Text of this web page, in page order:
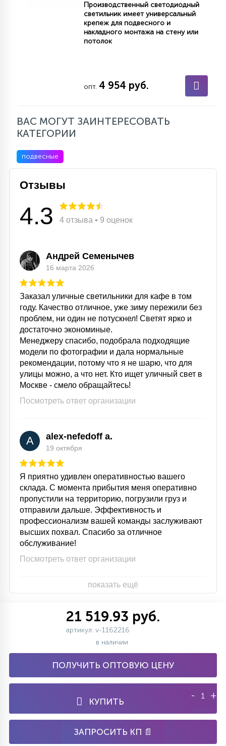
Производственный светодиодный
светильник имеет универсальный
крепеж для подвесного и
накладного монтажа на стену или
потолок
опт. 4 954 руб.
ВАС МОГУТ ЗАИНТЕРЕСОВАТЬ
КАТЕГОРИИ
подвесные
Отзывы
4.3 4 отзыва • 9 оценок
Андрей Семенычев
16 марта 2026
Заказал уличные светильники для кафе в том
году. Качество отличное, уже зиму пережили без
проблем, ни один не потускнел! Светят ярко и
достаточно экономиные.
Менеджеру спасибо, подобрала подходящие
модели по фотографии и дала нормальные
рекомендации, потому что я не шарю, что для
улицы можно, а что нет. Кто ищет уличный свет в
Москве - смело обращайтесь!
Посмотреть ответ организации
A alex-nefedoff a.
19 октября
Я приятно удивлен оперативностью вашего
склада. С момента прибытия меня оперативно
пропустили на территорию, погрузили груз и
отправили дальше. Эффективность и
профессионализм вашей команды заслуживают
высших похвал. Спасибо за отличное
обслуживание!
Посмотреть ответ организации
показать ещё
21 519.93 руб.
артикул: v-1162216
в наличии
ПОЛУЧИТЬ ОПТОВУЮ ЦЕНУ
КУПИТЬ
- +
ЗАПРОСИТЬ КП 📄